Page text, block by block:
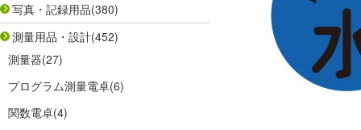
写真・記録用品(380)
測量用品・設計(452)
測量器(27)
プログラム測量電卓(6)
関数電卓(4)